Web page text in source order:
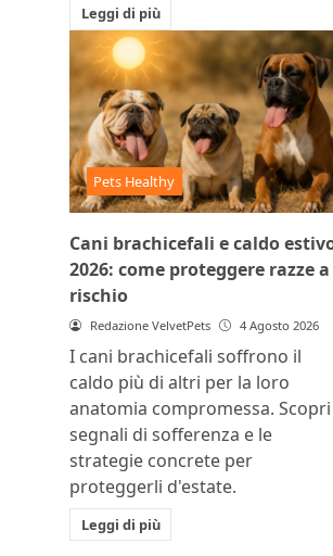
Leggi di più
Pets Healthy
Cani brachicefali e caldo
2026: come proteggere razze a
rischio
Redazione VelvetPets 4 Agosto 2026
I cani brachicefali soffrono il
caldo più di altri per la loro
anatomia compromessa.
segnali di sofferenza e le
strategie concrete per
proteggerli d'estate.
Leggi di più